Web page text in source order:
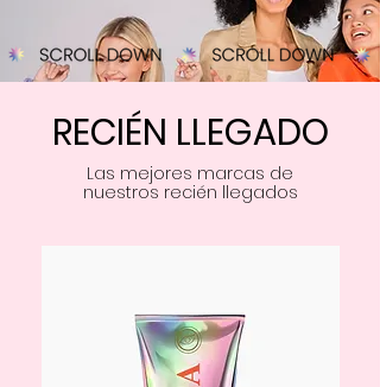
Comprar ahora
RECIÉN LLEGADO
Las mejores marcas de
nuestros recién llegados